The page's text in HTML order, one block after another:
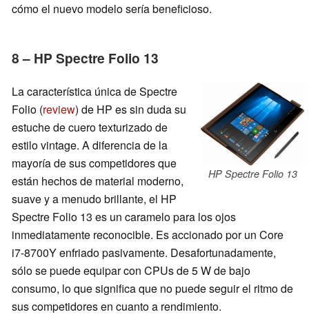
cómo el nuevo modelo sería beneficioso.
8 – HP Spectre Folio 13
HP Spectre Folio 13
La característica única de Spectre
Folio (review) de HP es sin duda su
estuche de cuero texturizado de
estilo vintage. A diferencia de la
mayoría de sus competidores que
están hechos de material moderno,
suave y a menudo brillante, el HP
Spectre Folio 13 es un caramelo para los ojos
inmediatamente reconocible. Es accionado por un Core
i7-8700Y enfriado pasivamente. Desafortunadamente,
sólo se puede equipar con CPUs de 5 W de bajo
consumo, lo que significa que no puede seguir el ritmo de
sus competidores en cuanto a rendimiento.